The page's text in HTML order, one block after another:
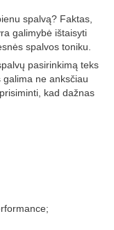
spalvą? Faktas,
galimybė ištaisyti
spalvos toniku.
pasirinkimą teks
ne anksčiau
kad dažnas